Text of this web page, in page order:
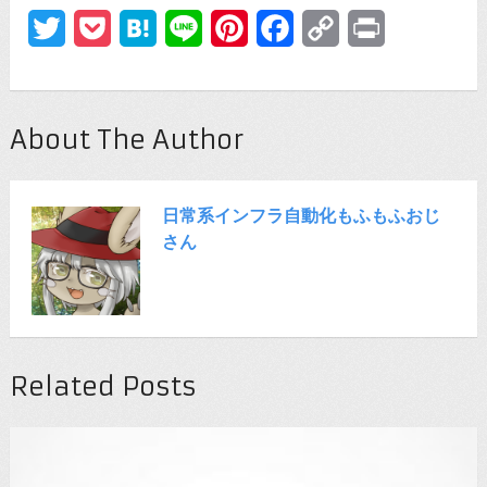
TwitterPocketHatenaLine PinterestFacebook
Copy
About The Author
日常系インフラ自動化もふもふおじ
さん
Related Posts